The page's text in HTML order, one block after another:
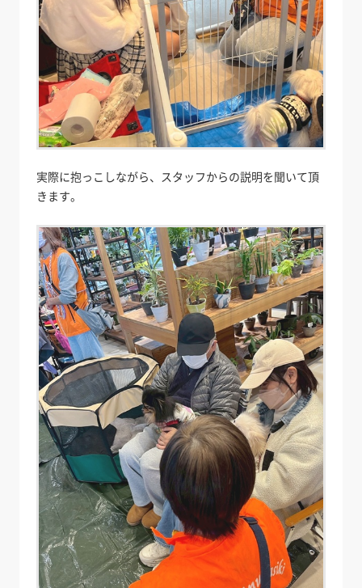
実際に抱っこしながら、スタッフからの説明を聞いて頂
きます。